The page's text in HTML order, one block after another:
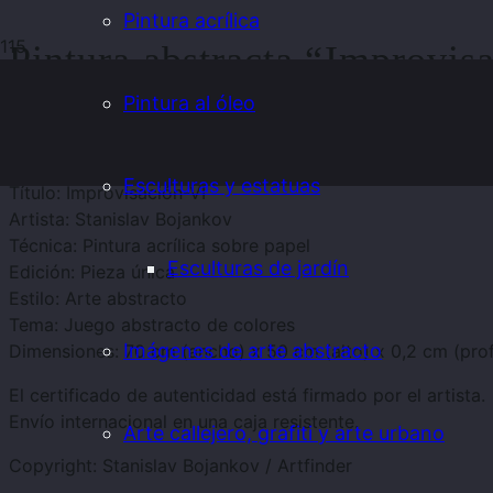
Pintura acrílica
Pintura al óleo
Esculturas y estatuas
Esculturas de jardín
Imágenes de arte abstracto
Arte callejero, grafiti y arte urbano
Pintura abstracta
Título: Improvisación-VI
Artista: Stanislav Bojankov
Técnica: Pintura acrílica sobre papel
Edición: Pieza única
Estilo: Arte abstracto
Tema: Juego abstracto de colores
Dimensiones: 70 cm (ancho) x 50 cm (alto) x 0,2 cm
El certificado de autenticidad está firmado por el artista.
Envío internacional en una caja resistente.
Copyright: Stanislav Bojankov / Artfinder